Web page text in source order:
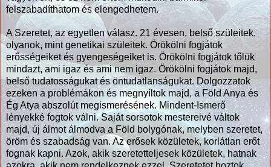
felszabadíthatom és elengedhetem.
A Szeretet, az egyetlen válasz. 21 évesen, belső szüleitek,
olyanok, mint genetikai szüleitek. Örökölni fogjátok
erősségeiket és gyengeségeiket is. Örökölni fogjátok tőlük
mindazt, ami igaz és ami nem igaz. Örökölni fogjátok majd,
belső tudatosságukat és öntudatlanságukat. Dolgozzatok
ezeken a problémákon és megnyíltok majd, a Föld Anya és
Ég Atya abszolút megismerésének. Mindent-Ismerő
lényekké fogtok válni. Saját sorsotok mestereivé váltok
majd, új álmot álmodva a Föld bolygónak, melyben szeretet,
öröm és szabadság van. Az erősek közületek, korlátlan erőt
fognak kapni. Azok, akik szeretetteljesek közületek, hatnak